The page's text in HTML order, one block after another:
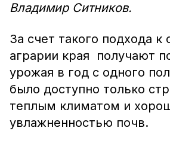
Владимир Ситников.
За счет такого подхода к
аграрии края получают
урожая в год с одного
было доступно только
теплым климатом и
увлажненностью почв.